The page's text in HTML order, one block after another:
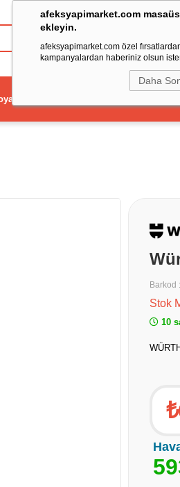
afeksyapimarket.com
ekleyin.
afeksyapimarket.com özel
kampanyalardan haberiniz olsun
Daha
Barkod :
Stok
10
59